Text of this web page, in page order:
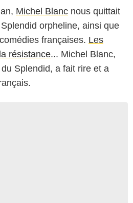
Michel Blanc nous quittait
orpheline, ainsi que
françaises. Les
résistance... Michel Blanc,
Splendid, a fait rire et a